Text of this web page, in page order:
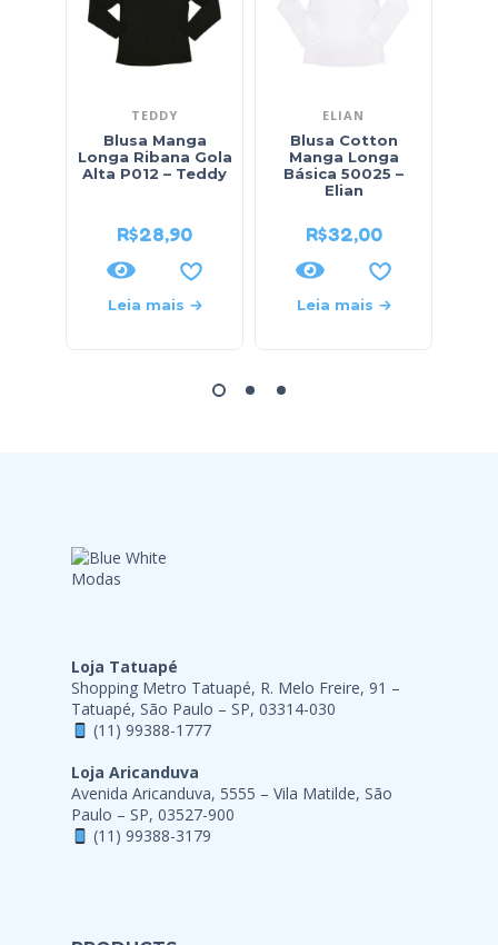
TEDDY
Blusa Manga
Longa Ribana Gola
Alta P012 – Teddy
R$28,90
Leia mais
ELIAN
Blusa Cotton
Manga Longa
Básica 50025 –
Elian
R$32,00
Leia mais
Loja Tatuapé
Shopping Metro Tatuapé, R. Melo Freire, 91 –
Tatuapé, São Paulo – SP, 03314-030
(11) 99388-1777
Loja Aricanduva
Avenida Aricanduva, 5555 – Vila Matilde, São
Paulo – SP, 03527-900
(11) 99388-3179